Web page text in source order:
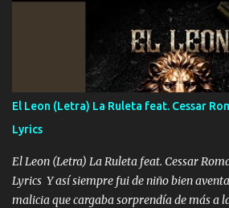
que estar alegres doy las instrucciones
Música Si es que salta algún problema de
ahí está el Hombre Cuarenta y también
cualquier problema no más es cuestión que
FALTA UN HERMANO DE CLAVE ERA EL
HOMBRE VALIENTE POR ALGO M'URIÓ
VIO POR LA FAMILIA PARA QUE SIGA EL
los HERMANOS un cerebro inteligente y
El Leon (Letra) La Ruleta feat. Cessar
Lyrics
El Leon (Letra) La Ruleta feat. Cessar
Lyrics Y así siempre fui de niño bien
malicia que cargaba sorprendía de más a